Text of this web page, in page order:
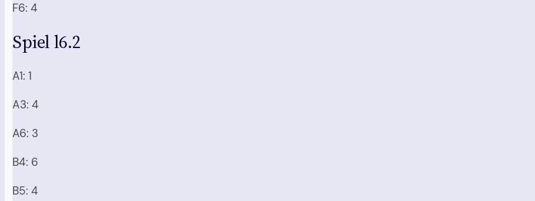
F6: 4
Spiel l6.2
A1: 1
A3: 4
A6: 3
B4: 6
B5: 4